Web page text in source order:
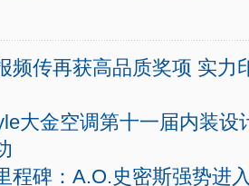
频传再获高品质奖项 实力
大金空调第十一届内装设
程碑：A.O.史密斯强势进